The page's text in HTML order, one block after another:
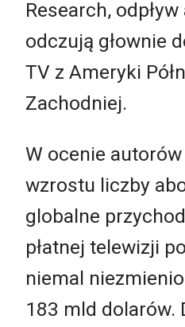
Research,
odczują głownie
TV z Ameryki
Zachodniej.
W ocenie
wzrostu liczby
globalne
płatnej telewizji
niemal
183 mld dolarów.